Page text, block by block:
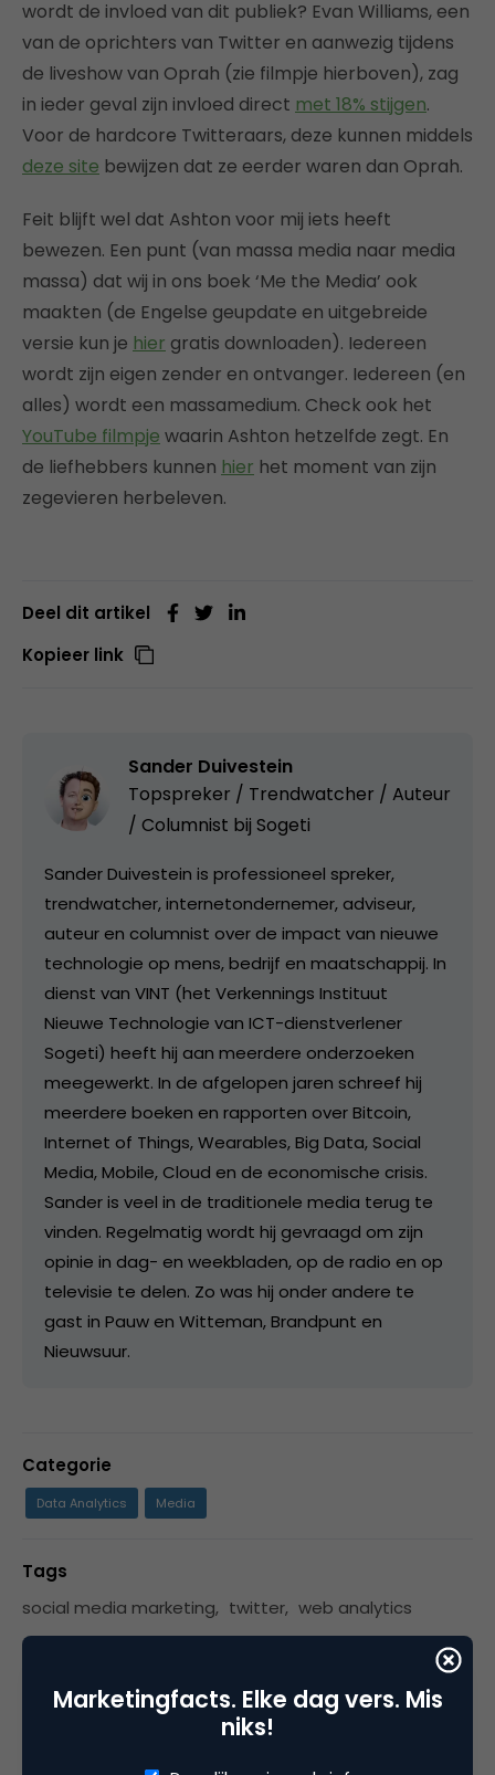
wordt de invloed van dit publiek? Evan Williams, een
van de oprichters van Twitter en aanwezig tijdens
de liveshow van Oprah (zie filmpje hierboven), zag
in ieder geval zijn invloed direct met 18% stijgen.
Voor de hardcore Twitteraars, deze kunnen middels
deze site bewijzen dat ze eerder waren dan Oprah.
Feit blijft wel dat Ashton voor mij iets heeft
bewezen. Een punt (van massa media naar media
massa) dat wij in ons boek ‘Me the Media’ ook
maakten (de Engelse geupdate en uitgebreide
versie kun je hier gratis downloaden). Iedereen
wordt zijn eigen zender en ontvanger. Iedereen (en
alles) wordt een massamedium. Check ook het
YouTube filmpje waarin Ashton hetzelfde zegt. En
de liefhebbers kunnen hier het moment van zijn
zegevieren herbeleven.
Deel dit artikel
Kopieer link
Sander Duivestein
Topspreker / Trendwatcher / Auteur
/ Columnist bij Sogeti
Sander Duivestein is professioneel spreker,
trendwatcher, internetondernemer, adviseur,
auteur en columnist over de impact van nieuwe
technologie op mens, bedrijf en maatschappij. In
dienst van VINT (het Verkennings Instituut
Nieuwe Technologie van ICT-dienstverlener
Sogeti) heeft hij aan meerdere onderzoeken
meegewerkt. In de afgelopen jaren schreef hij
meerdere boeken en rapporten over Bitcoin,
Internet of Things, Wearables, Big Data, Social
Media, Mobile, Cloud en de economische crisis.
Sander is veel in de traditionele media terug te
vinden. Regelmatig wordt hij gevraagd om zijn
opinie in dag- en weekbladen, op de radio en op
televisie te delen. Zo was hij onder andere te
gast in Pauw en Witteman, Brandpunt en
Nieuwsuur.
Categorie
Data Analytics Media
Tags
social media marketing, twitter, web analytics
Marketingfacts. Elke dag vers. Mis
niks!